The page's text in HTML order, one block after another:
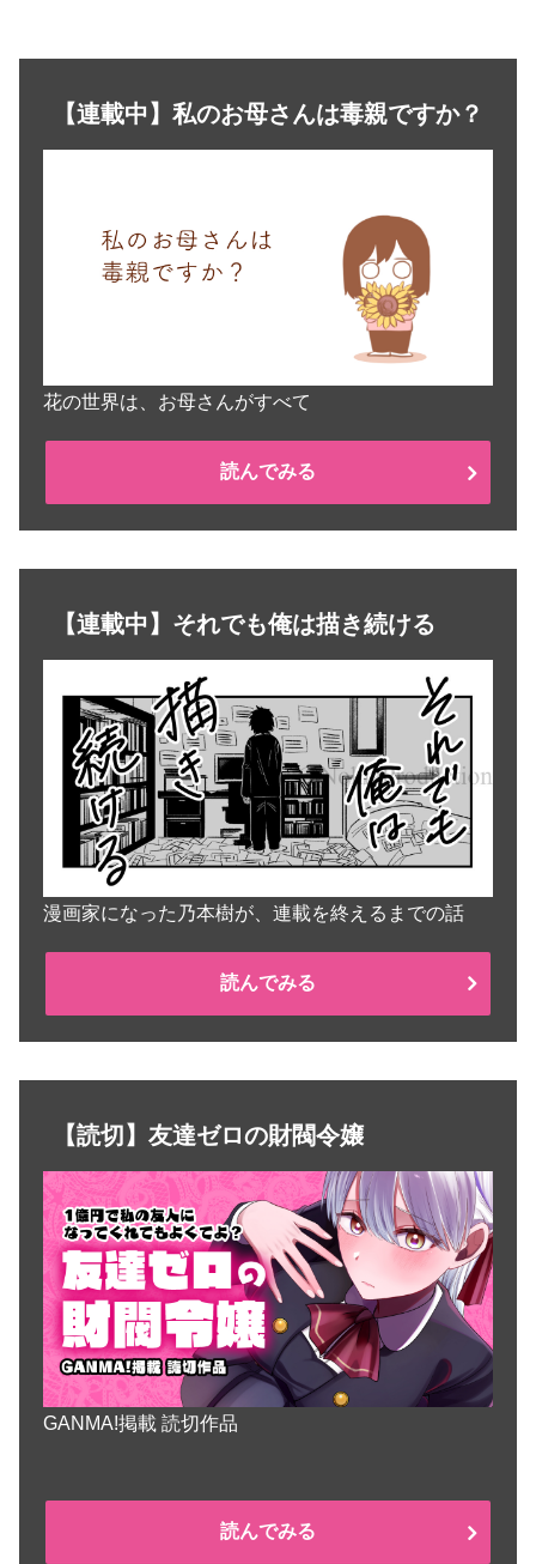
【連載中】私のお母さんは毒親ですか？
花の世界は、お母さんがすべて
読んでみる
【連載中】それでも俺は描き続ける
漫画家になった乃本樹が、連載を終えるまでの話
読んでみる
【読切】友達ゼロの財閥令嬢
GANMA!掲載 読切作品
読んでみる